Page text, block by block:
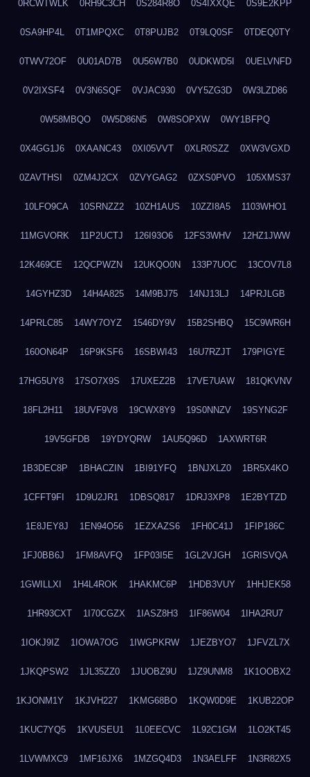
0RCWTWLK 0RH9C3CH 0S284R8O 0S4IXXQE 0S9E2KPP
0SA9HP4L 0T1MPQXC 0T8PUJB2 0T9LQ0SF 0TDEQ0TY
0TWV72OF 0U01AD7B 0U56W7B0 0UDKWD5I 0UELVNFD
0V2IXSF4 0V3N6SQF 0VJAC930 0VY5ZG3D 0W3LZD86
0W58MBQO 0W5D86N5 0W8SOPXW 0WY1BFPQ
0X4GG1J6 0XAANC43 0XI05VVT 0XLR0SZZ 0XW3VGXD
0ZAVTHSI 0ZM4J2CX 0ZVYGAG2 0ZXS0PVO 105XMS37
10LFO9CA 10SRNZZ2 10ZH1AUS 10ZZI8A5 1103WHO1
11MGVORK 11P2UCTJ 126I93O6 12FS3WHV 12HZ1JWW
12K469CE 12QCPWZN 12UKQO0N 133P7UOC 13COV7L8
14GYHZ3D 14H4A825 14M9BJ75 14NJ13LJ 14PRJLGB
14PRLC85 14WY7OYZ 1546DY9V 15B2SHBQ 15C9WR6H
160ON64P 16P9KSF6 16SBWI43 16U7RZJT 179PIGYE
17HG5UY8 17SO7X9S 17UXEZ2B 17VE7UAW 181QKVNV
18FL2H11 18UVF9V8 19CWX8Y9 19S0NNZV 19SYNG2F
19V5GFDB 19YDYQRW 1AU5Q96D 1AXWRT6R
1B3DEC8P 1BHACZIN 1BI91YFQ 1BNJXLZ0 1BR5X4KO
1CFFT9FI 1D9U2JR1 1DBSQ817 1DRJ3XP8 1E2BYTZD
1E8JEY8J 1EN94O56 1EZXAZS6 1FH0C41J 1FIP186C
1FJ0BB6J 1FM8AVFQ 1FP03I5E 1GL2VJGH 1GRISVQA
1GWILLXI 1H4L4ROK 1HAKMC6P 1HDB3VUY 1HHJEK58
1HR93CXT 1I70CGZX 1IASZ8H3 1IF86W04 1IHA2RU7
1IOKJ9IZ 1IOWA7OG 1IWGPKRW 1JEZBYO7 1JFVZL7X
1JKQPSW2 1JL35ZZ0 1JUOBZ9U 1JZ9UNM8 1K1OOBX2
1KJONM1Y 1KJVH227 1KMG68BO 1KQW0D9E 1KUB22OP
1KUC7YQ5 1KVUSEU1 1L0EECVC 1L92C1GM 1LO2KT45
1LVWMXC9 1MF16JX6 1MZGQ4D3 1N3AELFF 1N3R82X5